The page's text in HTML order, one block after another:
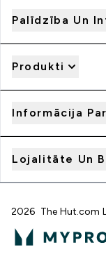
Palīdzība Un
Produkti
Informācija
Lojalitāte Un
2026 The Hut.com